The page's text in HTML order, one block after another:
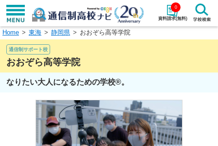
資料請求(無料)
0
学校名で探す
エリアから探す
エリアを選択して探す
北海道・東北
Home 東海 静岡県 おおぞら高等学院
通信制サポート校
おおぞら高等学院
なりたい大人になるための学校®。